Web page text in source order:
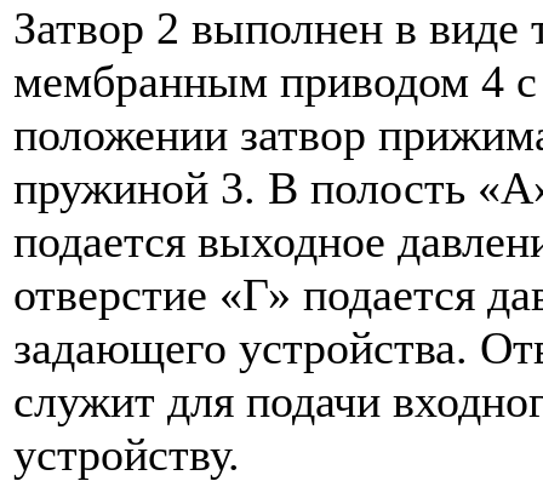
Затвор 2 выполнен в виде
мембранным приводом 4
положении затвор
пружиной 3. В полость
подается выходное
отверстие «Г» подается
задающего устройства.
служит для подачи
устройству.